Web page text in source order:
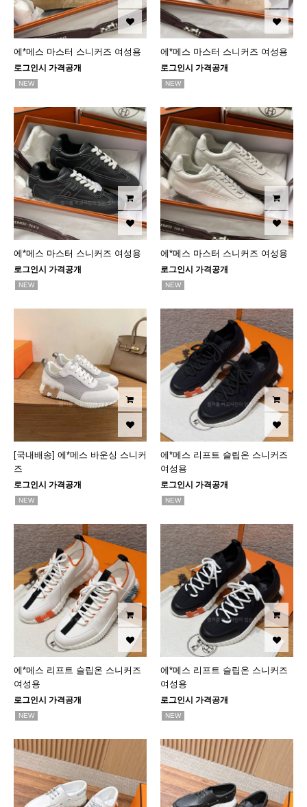
에*메스 마스터 스니커즈 여성용
로그인시 가격공개
NEW
에*메스 마스터 스니커즈 여성용
로그인시 가격공개
NEW
에*메스 마스터 스니커즈 여성용
로그인시 가격공개
NEW
에*메스 마스터 스니커즈 여성용
로그인시 가격공개
NEW
[국내배송] 에*메스 바운싱 스니커
즈
로그인시 가격공개
NEW
에*메스 리프트 슬립온 스니커즈
여성용
로그인시 가격공개
NEW
에*메스 리프트 슬립온 스니커즈
여성용
로그인시 가격공개
NEW
에*메스 리프트 슬립온 스니커즈
여성용
로그인시 가격공개
NEW